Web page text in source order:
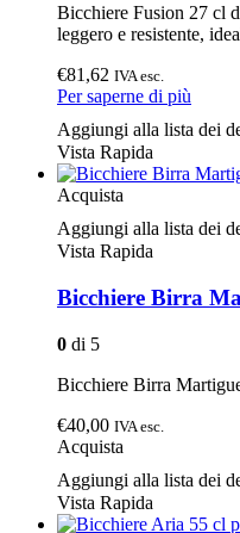
Bicchiere Fusion 27 cl
leggero e resistente,
€81,62 IVA esc.
Per saperne di più
Aggiungi alla lista dei
Vista Rapida
Acquista
Aggiungi alla lista dei
Vista Rapida
Bicchiere Birra
0 di 5
Bicchiere Birra
€40,00 IVA esc.
Acquista
Aggiungi alla lista dei
Vista Rapida